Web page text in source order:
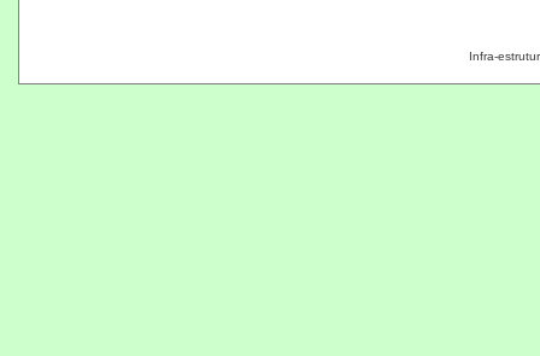
Infra-